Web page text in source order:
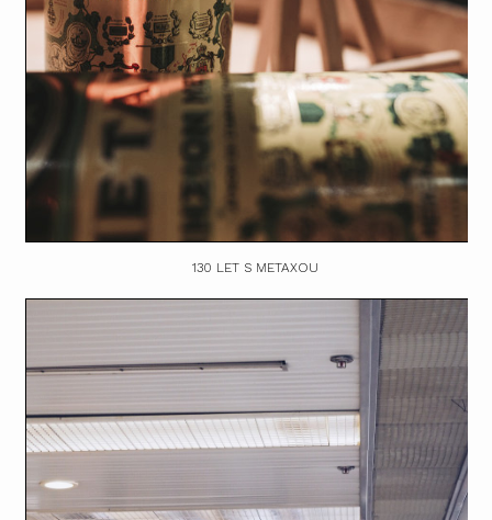
130 LET S METAXOU